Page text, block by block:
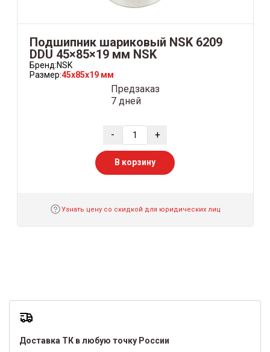
Подшипник шариковый NSK 6209
DDU 45×85×19 мм NSK
Бренд:NSK
Размер:45x85x19 мм
Предзаказ
7 дней
- +
В корзину
Узнать цену со скидкой для юридических лиц
Доставка ТК в любую точку России